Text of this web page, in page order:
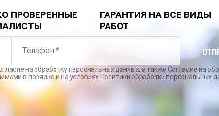
ОБУСТРОЙСТВО
СКВАЖИН С
АДАПТЕРОМ
СКВАЖИН НА
ВОДУ
ПРОВЕРЕННЫЕ
ГАРАНТИЯ НА ВСЕ ВИДЫ
РАБОТ
на обработку персональных данных, а также Согласие на
в порядке и на условиях Политики обработки персональных